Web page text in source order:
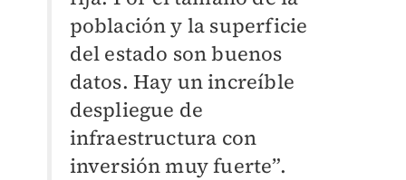
población y la superficie
del estado son buenos
datos. Hay un increíble
despliegue de
infraestructura con
inversión muy fuerte”.